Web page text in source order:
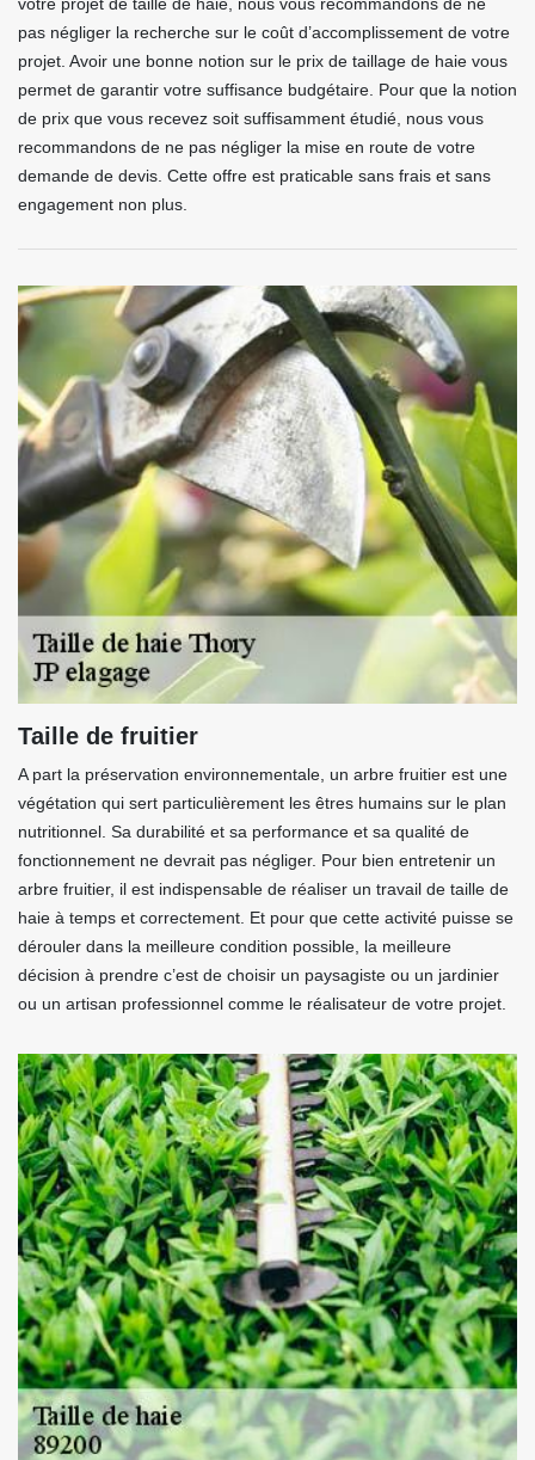
pas négliger la recherche sur le coût d’accomplissement de votre
projet. Avoir une bonne notion sur le prix de taillage de haie vous
permet de garantir votre suffisance budgétaire. Pour que la notion
de prix que vous recevez soit suffisamment étudié, nous vous
recommandons de ne pas négliger la mise en route de votre
demande de devis. Cette offre est praticable sans frais et sans
engagement non plus.
Taille de fruitier
A part la préservation environnementale, un arbre fruitier est une
végétation qui sert particulièrement les êtres humains sur le plan
nutritionnel. Sa durabilité et sa performance et sa qualité de
fonctionnement ne devrait pas négliger. Pour bien entretenir un
arbre fruitier, il est indispensable de réaliser un travail de taille de
haie à temps et correctement. Et pour que cette activité puisse se
dérouler dans la meilleure condition possible, la meilleure
décision à prendre c’est de choisir un paysagiste ou un jardinier
ou un artisan professionnel comme le réalisateur de votre projet.